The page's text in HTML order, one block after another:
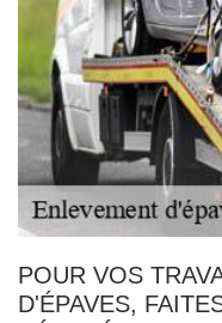
POUR VOS
D'ÉPAVES,